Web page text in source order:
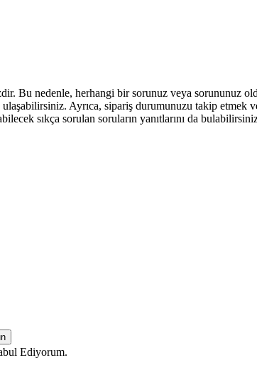
Bu nedenle, herhangi bir sorunuz veya sorununuz
Ayrıca, sipariş durumunuzu takip
sıkça sorulan soruların yanıtlarını da
Ediyorum.